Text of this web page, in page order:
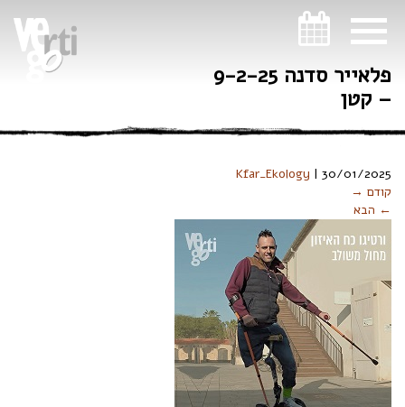
פלאייר סדנה 9-2-25
– קטן
Kfar_Ekology | 30/01/2025
קודם →
← הבא